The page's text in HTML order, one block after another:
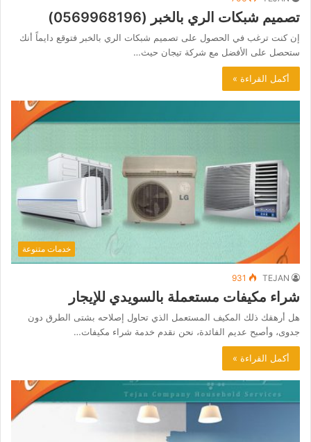
تصميم شبكات الري بالخبر (0569968196)
إن كنت ترغب في الحصول على تصميم شبكات الري بالخبر فتوقع دايماً أنك
ستحصل على الأفضل مع شركة تيجان حيث…
أكمل القراءة »
خدمات متنوعة
TEJAN
931
شراء مكيفات مستعملة بالسويدي للإيجار
هل أرهقك ذلك المكيف المستعمل الذي تحاول إصلاحه بشتى الطرق دون
جدوى، وأصبح عديم الفائدة، نحن نقدم خدمة شراء مكيفات…
أكمل القراءة »